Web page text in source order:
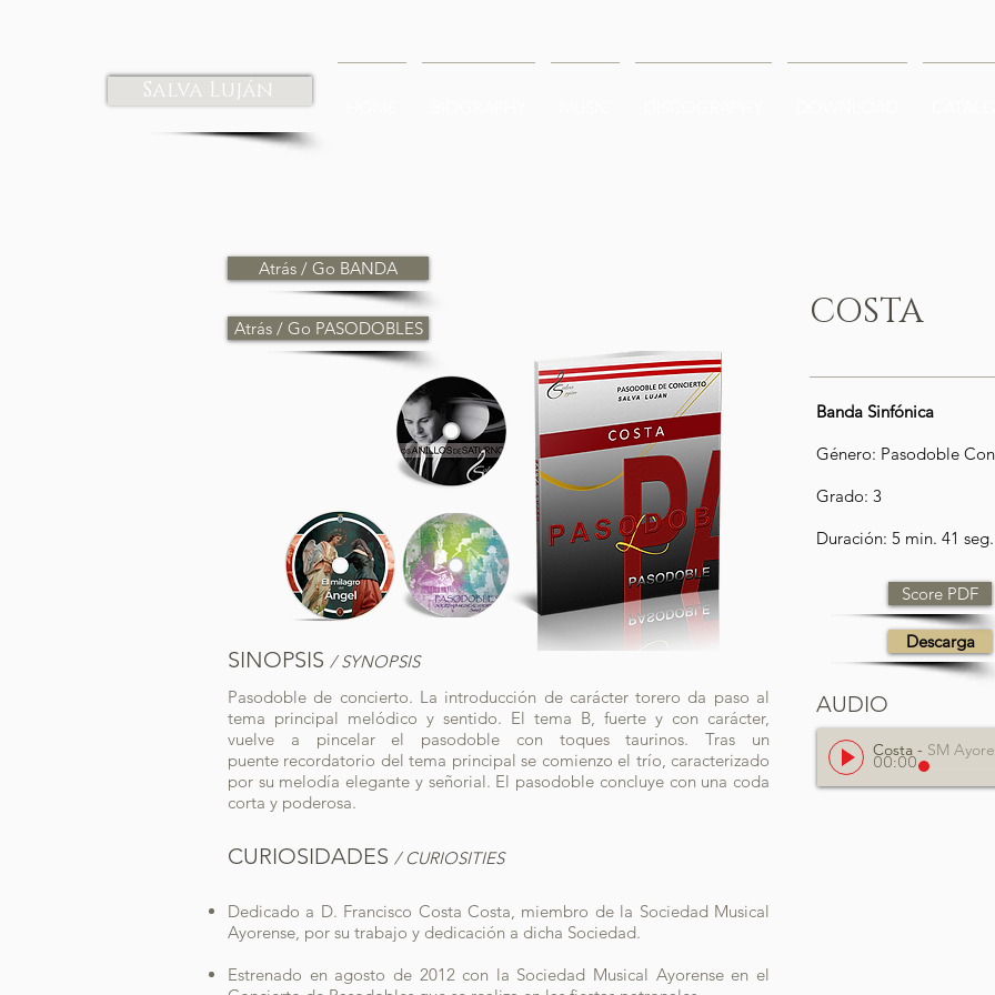
Salva Luján
Atrás / Go BANDA
Atrás / Go PASODOBLES
SINOPSIS / SYNOPSIS
Pasodoble de concierto. La introducción de carácter torero da paso al
tema principal melódico y sentido. El tema B, fuerte y con carácter,
vuelve a pincelar el pasodoble con toques taurinos. Tras un
puente recordatorio del tema principal se comienzo el trío, caracterizado
por su melodía elegante y señorial. El pasodoble concluye con una coda
corta y poderosa.
Banda Sinfónica
Género: Pasodoble
Grado: 3
Duración: 5 min. 41 seg.
COSTA
Score PDF
Descarga
AUDIO
Costa - SM Ayorense - Salva Luján
00:00
CURIOSIDADES / CURIOSITIES
Dedicado a D. Francisco Costa Costa, miembro de la Sociedad Musical
Ayorense, por su trabajo y dedicación a dicha Sociedad.
Estrenado en agosto de 2012 con la Sociedad Musical Ayorense en el